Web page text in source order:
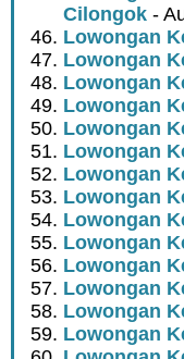
Cilongok -
Lowongan
Lowongan
Lowongan
Lowongan
Lowongan
Lowongan
Lowongan
Lowongan
Lowongan
Lowongan
Lowongan
Lowongan
Lowongan
Lowongan